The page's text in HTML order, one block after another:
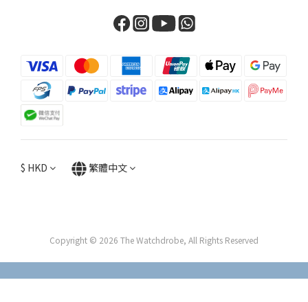
$ HKD 繁體中文
Copyright © 2026 The Watchdrobe, All Rights Reserved